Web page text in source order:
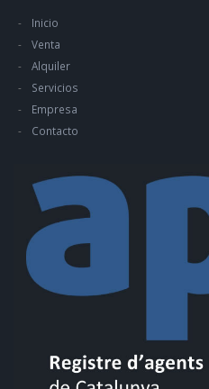
Inicio
Venta
Alquiler
Servicios
Empresa
Contacto